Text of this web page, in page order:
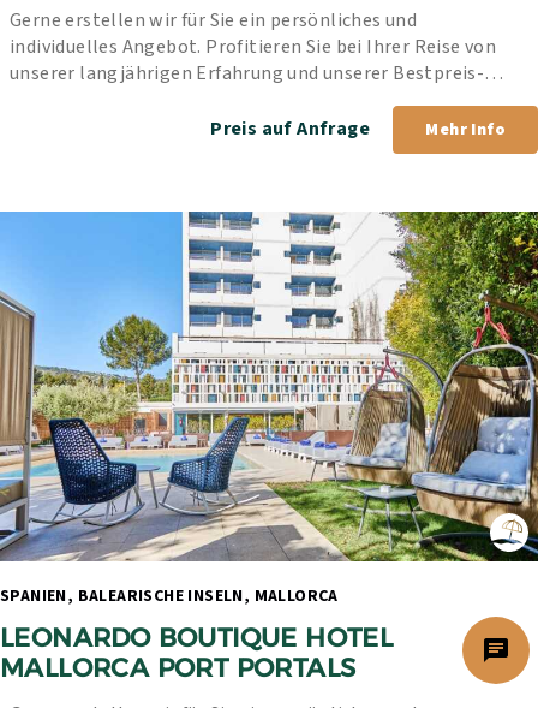
Gerne erstellen wir für Sie ein persönliches und
individuelles Angebot. Profitieren Sie bei Ihrer Reise von
unserer langjährigen Erfahrung und unserer Bestpreis-
Preis auf Anfrage
Mehr Info
LEONARDO BOUTIQUE HOTEL
MALLORCA PORT PORTALS
chat